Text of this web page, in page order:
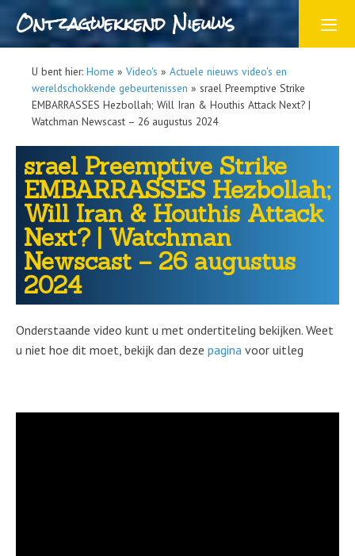
Ontzagwekkend Nieuws
U bent hier: Home » Video's » Actuele nieuws video's en
wereldschokkende gebeurtenissen » srael Preemptive Strike
EMBARRASSES Hezbollah; Will Iran & Houthis Attack Next? |
Watchman Newscast – 26 augustus 2024
srael Preemptive Strike
EMBARRASSES Hezbollah;
Will Iran & Houthis Attack
Next? | Watchman
Newscast – 26 augustus
2024
Onderstaande video kunt u met ondertiteling bekijken. Weet
u niet hoe dit moet, bekijk dan deze pagina voor uitleg